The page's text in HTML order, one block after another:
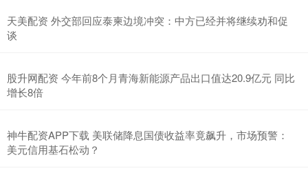
天美配资 外交部回应泰柬边境冲突：中方已经并将继续劝和促
谈
股升网配资 今年前8个月青海新能源产品出口值达20.9亿元 同比
增长8倍
神牛配资APP下载 美联储降息国债收益率竟飙升，市场预警：
美元信用基石松动？